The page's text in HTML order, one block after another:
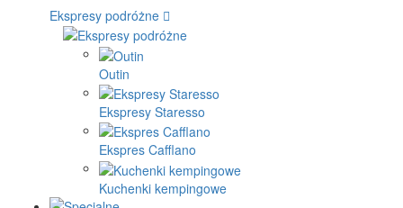
Ekspresy podróżne
Outin
Ekspresy Staresso
Ekspres Cafflano
Kuchenki kempingowe